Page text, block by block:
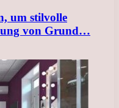
um stilvolle
von Grund…